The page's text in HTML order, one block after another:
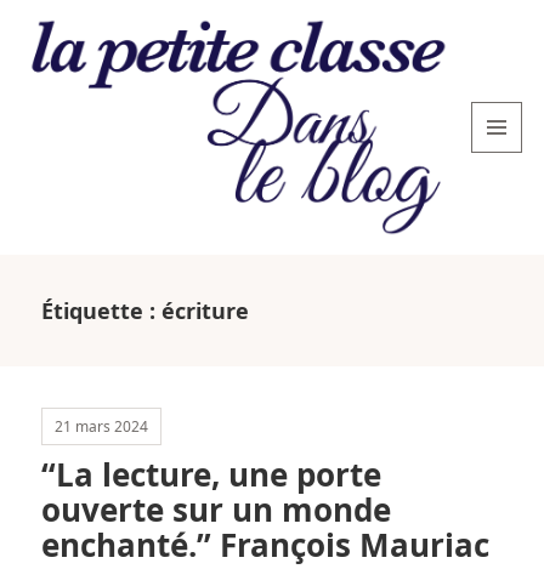
petite
classe
Étiquette :écriture
21 mars 2024
“La lecture, une porte
ouverte sur un monde
enchanté.” François Mauriac